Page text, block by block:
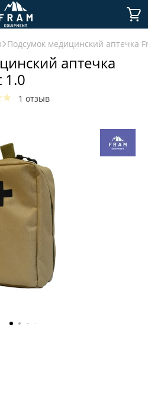
Подсумок медицинский аптечка
аптечка
1.0
1 отзыв